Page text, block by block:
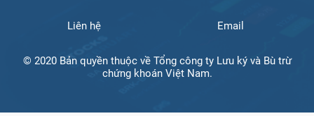
Liên hệ Email
© 2020 Bản quyền thuộc về Tổng công ty Lưu ký và Bù trừ
chứng khoán Việt Nam.